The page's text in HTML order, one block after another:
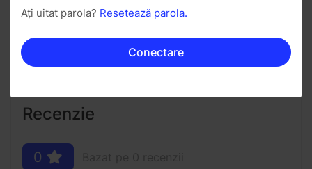
Invitați Mesaj
Recenzie
0
Ați uitat parola? Resetează parola.
Conectare